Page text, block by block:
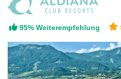
95% Weiterempfehlung